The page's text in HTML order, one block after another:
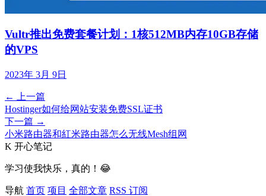
Vultr推出免费套餐计划：1核512MB内存10GB存储
的VPS
2023年 3月 9日
← 上一篇
Hostinger如何给网站安装免费SSL证书
下一篇 →
小米路由器和紅米路由器怎么无线Mesh组网
K 开心笔记
学习使我快乐，真的！😂
导航 首页 项目 全部文章 RSS 订阅